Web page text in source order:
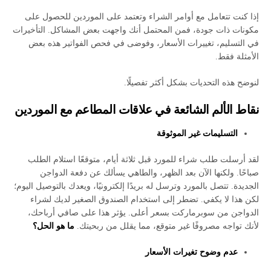
إذا كنت تتعامل مع أوامر الشراء وتعتمد على الموردين للحصول على
مكونات ذات جودة، فمن المحتمل أنك واجهت بعض المشاكل. التأخيرات
في التسليم، تغييرات الأسعار، وفوضى في فحص الفواتير هذه بعض
الأمثلة فقط.
لنوضح هذه التحديات بشكل أكثر تفصيلًا.
نقاط الألم الشائعة في علاقات المطاعم مع الموردين
التسليمات غير الموثوقة
لقد أرسلت طلب شراء للمورد قبل ثلاثة أيام، متوقعًا استلام الطلب
صباحًا. ولكنها الآن بعد الظهر، والطاهي يسألك عن دفعة الدواجن
الجديدة. تتصل بالمورد وترسل له بريدًا إلكترونيًا، ويعدك بالتوصيل اليوم؛
لكن هذا لا يكفي. تضطر إلى استخدام الصندوق الصغير لديك لشراء
الدواجن من سوبرماركت بسعر أعلى. يؤثر هذا على صافي أرباحك،
لأنك تواجه مصروفًا غير متوقع، مما يقلل من ربحيتك. ما هو الحل؟
عدم وضوح تغيرات الأسعار